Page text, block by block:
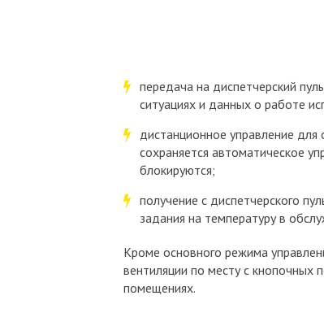
передача на диспетчерский
ситуациях и данных о работе
дистанционное управление
сохраняется автоматическое
блокируются;
получение с диспетчерского
задания на температуру в
Кроме основного режима
вентиляции по месту с
помещениях.